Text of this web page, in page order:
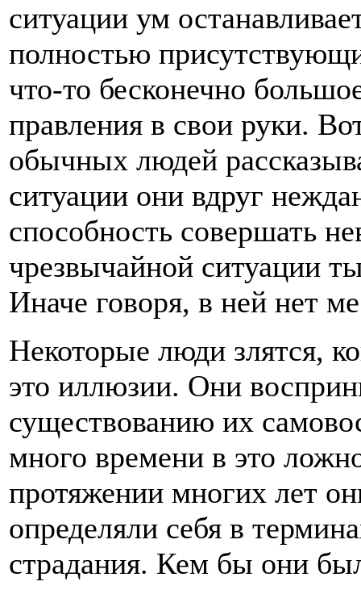
ситуации ум
полностью
что-то бесконечно
правления в свои руки.
обычных людей
ситуации они вдруг
способность совершать
чрезвычайной ситуации
Иначе говоря, в ней нет
Некоторые люди злятся,
это иллюзии. Они
существованию их
много времени в это
протяжении многих лет
определяли себя в
страдания. Кем бы они